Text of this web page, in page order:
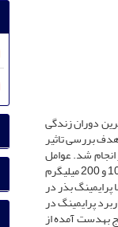
دوران زندگی
بررسی تاثیر
شد. عوامل
آزمایش شامل چهار سطح شوری با استفاده از کلرید سدیم (صفر، 4، 8 و 12 دسی­زیمنس بر متر) و پنج سطح پرایمینگ بذر ( نیترات پتاسیم 100 و 200 میلی­گرم
اما پرایمینگ بذر در
پرایمینگ در
به­دست آمده از